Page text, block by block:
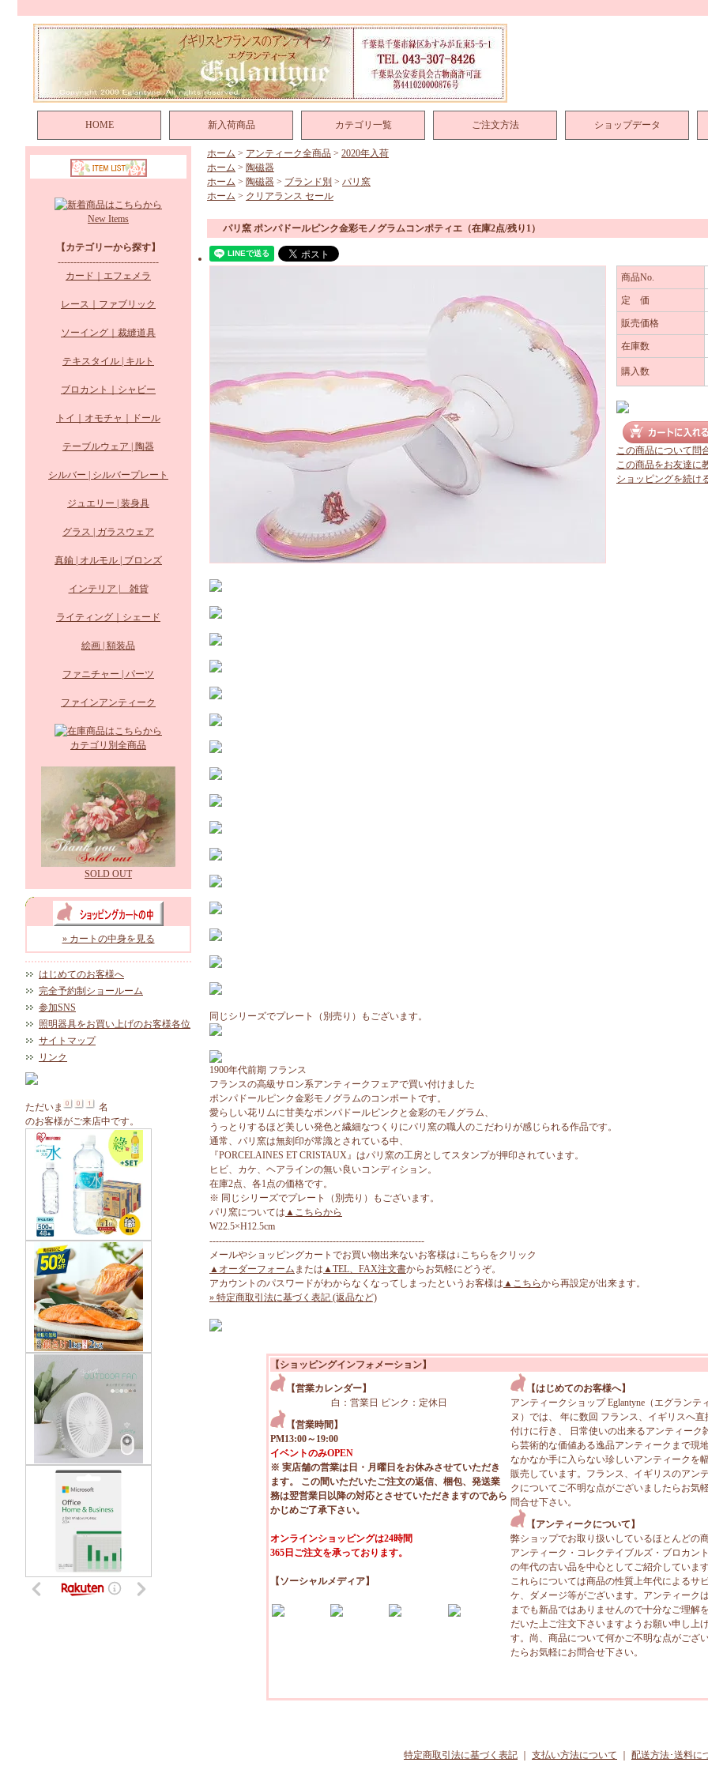
HOME 新入荷商品 カテゴリ一覧 ご注文方法 ショップデータ
New Items
【カテゴリーから探す】
--------------------------------
カード｜エフェメラ
レース｜ファブリック
ソーイング｜裁縫道具
テキスタイル | キルト
ブロカント｜シャビー
トイ｜オモチャ｜ドール
テーブルウェア | 陶器
シルバー | シルバープレート
ジュエリー | 装身具
グラス | ガラスウェア
真鍮 | オルモル | ブロンズ
インテリア | 雑貨
ライティング｜シェード
絵画 | 額装品
ファニチャー | パーツ
ファインアンティーク
カテゴリ別全商品
SOLD OUT
» カートの中身を見る
はじめてのお客様へ
完全予約制ショールーム
参加SNS
照明器具をお買い上げのお客様各位
サイトマップ
リンク
ただいま
名
のお客様がご来店中です。
ホーム > アンティーク全商品 > 2020年入荷
ホーム > 陶磁器
ホーム > 陶磁器 > ブランド別 > パリ窯
ホーム > クリアランス セール
パリ窯 ポンパドールピンク金彩モノグラムコンポティエ （在庫2点/残り1）
商品No.
定 価
販売価格
在庫数
購入数
この商品について問
この商品をお友達に
ショッピングを続け
同じシリーズでプレート（別売り）もございます。
1900年代前期 フランス
フランスの高級サロン系アンティークフェアで買い付けました
ポンパドールピンク金彩モノグラムのコンポートです。
愛らしい花リムに甘美なポンパドールピンクと金彩のモノグラム、
うっとりするほど美しい発色と繊細なつくりにパリ窯の職人のこだわりが感じられる作品です。
通常、パリ窯は無刻印が常識とされている中、
『PORCELAINES ET CRISTAUX』はパリ窯の工房としてスタンプが押印されています。
ヒビ、カケ、ヘアラインの無い良いコンディション。
在庫2点、各1点の価格です。
※ 同じシリーズでプレート（別売り）もございます。
パリ窯については ▲こちらから
W22.5×H12.5cm
--------------------------------------------------------------------
メールやショッピングカートでお買い物出来ないお客様は↓こちらをクリック
▲オーダーフォーム または ▲TEL、FAX注文書からお気軽にどうぞ。
アカウントのパスワードがわからなくなってしまったというお客様は ▲こちらから再設定が出来ます。
» 特定商取引法に基づく表記 (返品など)
【ショッピングインフォメーション】
【営業カレンダー】
白：営業日 ピンク：定休日
【営業時間】
PM13:00～19:00
イベントのみOPEN
※ 実店舗の営業は日・月曜日をお休みさせていただき
ます。 この間いただいたご注文の返信、梱包、発送業
務は翌営業日以降の対応とさせていただきますのであら
かじめご了承下さい。
オンラインショッピングは24時間
365日ご注文を承っております。
【ソーシャルメディア】
【はじめてのお客様へ】
アンティークショップ Eglantyne（エグランテ
ヌ）では、 年に数回 フランス、イギリスへ直
付けに行き、 日常使いの出来るアンティーク
ら芸術的な価値ある逸品アンティークまで現
なかなか手に入らない珍しいアンティークを
販売しています。フランス、イギリスのアン
クについてご不明な点がございましたらお気
問合せ下さい。
【アンティークについて】
弊ショップでお取り扱いしているほとんどの
アンティーク・コレクテイブルズ・ブロカン
の年代の古い品を中心としてご紹介しています
これらについては商品の性質上年代によるサ
ケ、ダメージ等がございます。アンティーク
までも新品ではありませんので十分なご理解
だいた上ご注文下さいますようお願い申し上
す。尚、商品について何かご不明な点がござ
たらお気軽にお問合せ下さい。
特定商取引法に基づく表記 支払い方法について 配送方法･送料に